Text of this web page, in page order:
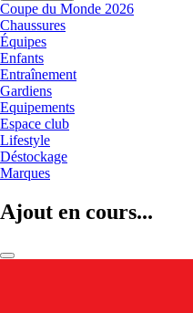
Coupe du Monde 2026
Chaussures
Équipes
Enfants
Entraînement
Gardiens
Equipements
Espace club
Lifestyle
Déstockage
Marques
Ajout en cours...